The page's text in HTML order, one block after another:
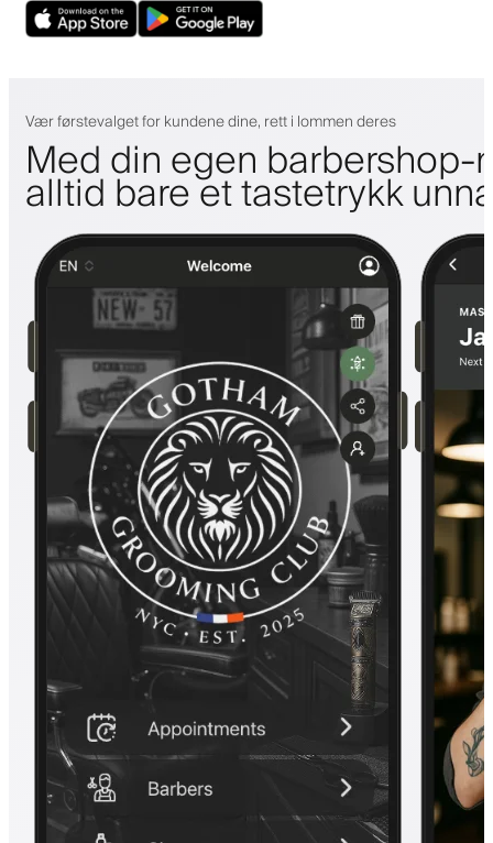
Vær førstevalget for kundene dine, rett i lommen deres
Med din egen
alltid bare et tastetrykk